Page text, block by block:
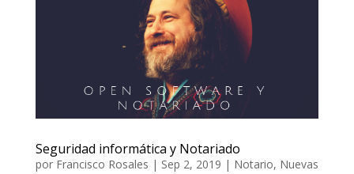
Seguridad informática y Notariado
por Francisco Rosales | Sep 2, 2019 | Notario, Nuevas